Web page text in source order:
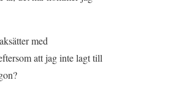
med
att jag inte lagt till